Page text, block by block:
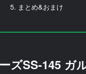
まとめ&おまけ
ズSS-145 ガ